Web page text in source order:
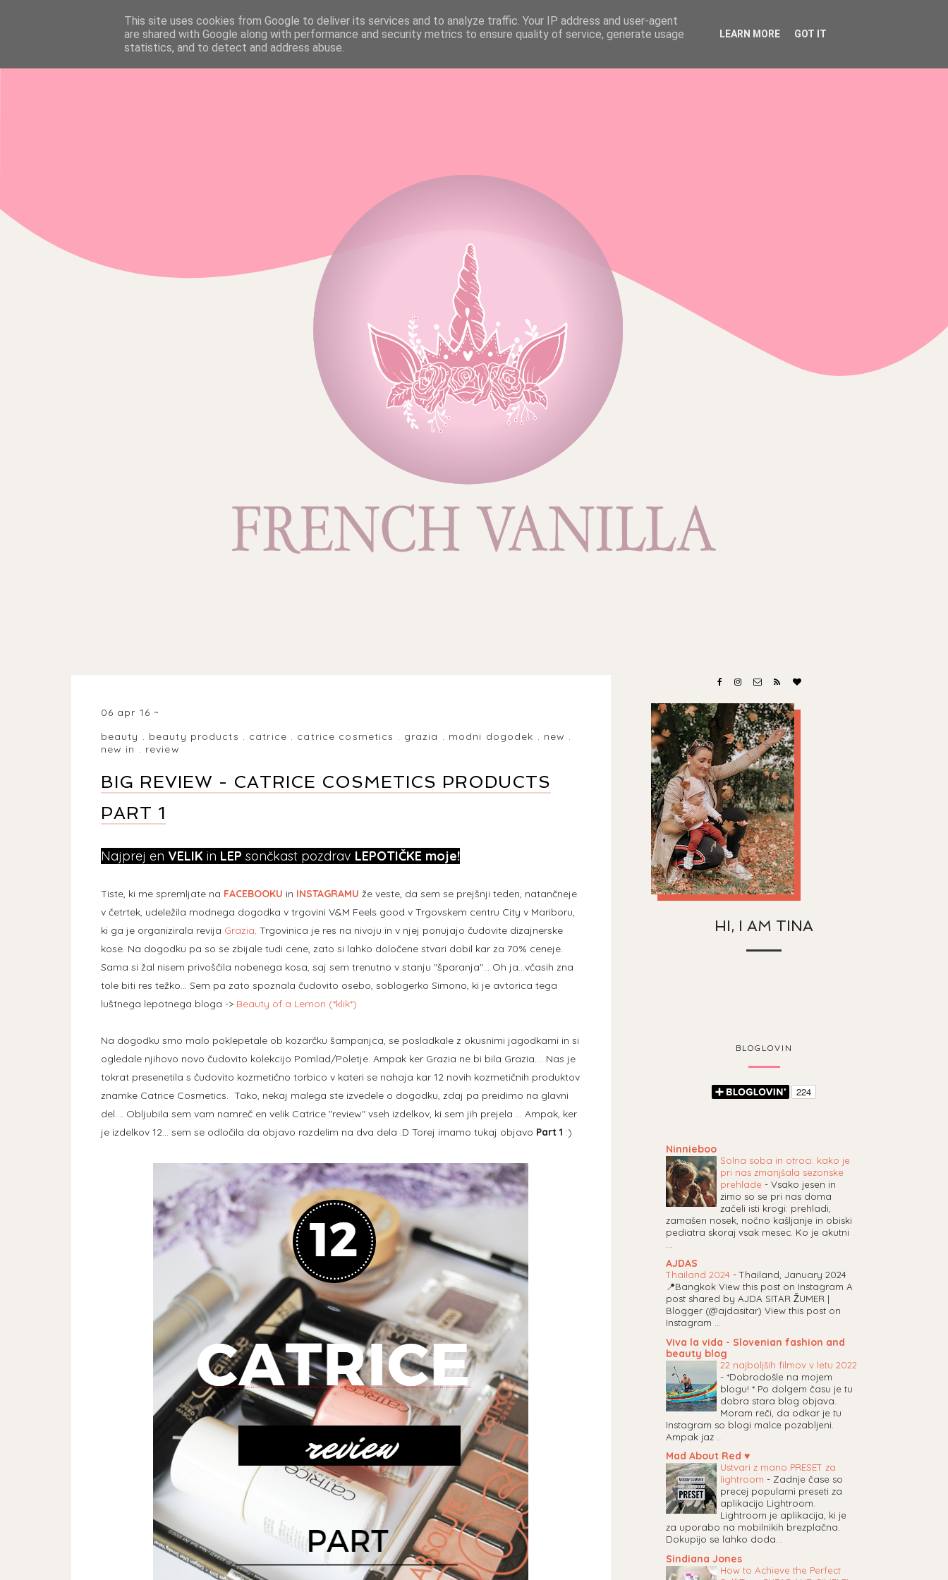
HOME FAQ & MEDIA KIT ALL RIGHTS RESERVED
06 apr 16
beauty . beauty products . catrice . catrice cosmetics . grazia . modni dogodek . new .
new in . review
BIG REVIEW - CATRICE COSMETICS PRODUCTS
PART 1
Najprej en VELIK in LEP sončkast pozdrav LEPOTIČKE moje!
Tiste, ki me spremljate na FACEBOOKU in INSTAGRAMU že veste, da sem se prejšnji teden, natančneje
v četrtek, udeležila modnega dogodka v trgovini V&M Feels good v Trgovskem centru City v Mariboru,
ki ga je organizirala revija Grazia. Trgovinica je res na nivoju in v njej ponujajo čudovite dizajnerske
kose. Na dogodku pa so se zbijale tudi cene, zato si lahko določene stvari dobil kar za 70% ceneje.
Sama si žal nisem privoščila nobenega kosa, saj sem trenutno v stanju "šparanja"... Oh ja...včasih zna
tole biti res težko... Sem pa zato spoznala čudovito osebo, soblogerko Simono, ki je avtorica tega
luštnega lepotnega bloga -> Beauty of a Lemon (*klik*)
Na dogodku smo malo poklepetale ob kozarčku šampanjca, se posladkale z okusnimi jagodkami in si
ogledale njihovo novo čudovito kolekcijo Pomlad/Poletje. Ampak ker Grazia ne bi bila Grazia.... Nas je
tokrat presenetila s čudovito kozmetično torbico v kateri se nahaja kar 12 novih kozmetičnih produktov
znamke Catrice Cosmetics. Tako, nekaj malega ste izvedele o dogodku, zdaj pa preidimo na glavni
del.... Obljubila sem vam namreč en velik Catrice "review" vseh izdelkov, ki sem jih prejela ... Ampak, ker
je izdelkov 12... sem se odločila da objavo razdelim na dva dela :D Torej imamo tukaj objavo Part 1 :)
HI, I AM TINA
BLOGLOVIN
Ninnieboo
Solna soba in otroci: kako je
pri nas zmanjšala sezonske
prehlade -Vsako jesen in
zimo so se pri nas doma
začeli isti krogi: prehladi,
zamašen nosek, nočno kašljanje in obiski
pediatra skoraj vsak mesec. Ko je akutni
AJDAS
Thailand 2024 -Thailand, January 2024
📍Bangkok View this post on Instagram A
post shared by AJDA SITAR ŽUMER |
Blogger (@ajdasitar) View this post on
Instagram ...
Viva la vida - Slovenian fashion and
beauty blog
22 najboljših filmov v letu 2022
-*Dobrodošle na mojem
blogu! * Po dolgem času je tu
dobra stara blog objava.
Moram reči, da odkar je tu
Instagram so blogi malce pozabljeni.
Ampak jaz ...
Mad About Red ♥
Ustvari z mano PRESET za
lightroom -Zadnje čase so
precej popularni preseti za
aplikacijo Lightroom.
Lightroom je aplikacija, ki je
za uporabo na mobilnikih brezplačna.
Dokupijo se lahko doda...
Sindiana Jones
How to Achieve the Perfect
This site uses cookies from Google to deliver its services and to analyze traffic. Your IP address and user-agent
are shared with Google along with performance and security metrics to ensure quality of service, generate usage
statistics, and to detect and address abuse.
LEARN MORE GOT IT